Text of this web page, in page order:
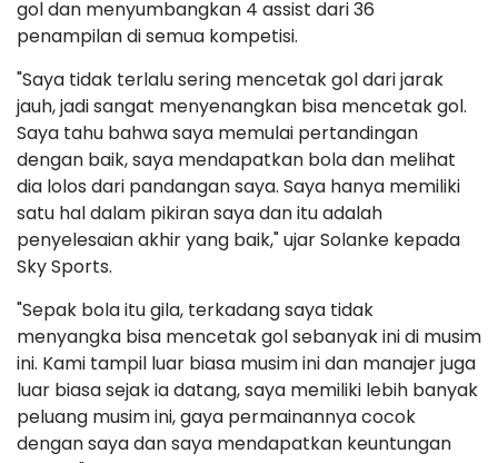
gol dan menyumbangkan 4 assist dari 36
penampilan di semua kompetisi.
"Saya tidak terlalu sering mencetak gol dari jarak
jauh, jadi sangat menyenangkan bisa mencetak gol.
Saya tahu bahwa saya memulai pertandingan
dengan baik, saya mendapatkan bola dan melihat
dia lolos dari pandangan saya. Saya hanya memiliki
satu hal dalam pikiran saya dan itu adalah
penyelesaian akhir yang baik," ujar Solanke kepada
Sky Sports.
"Sepak bola itu gila, terkadang saya tidak
menyangka bisa mencetak gol sebanyak ini di musim
ini. Kami tampil luar biasa musim ini dan manajer juga
luar biasa sejak ia datang, saya memiliki lebih banyak
peluang musim ini, gaya permainannya cocok
dengan saya dan saya mendapatkan keuntungan